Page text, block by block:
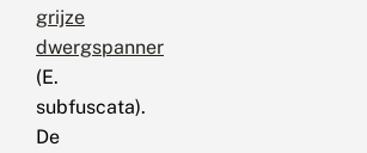
grijze
dwergspanner
(E.
subfuscata).
De